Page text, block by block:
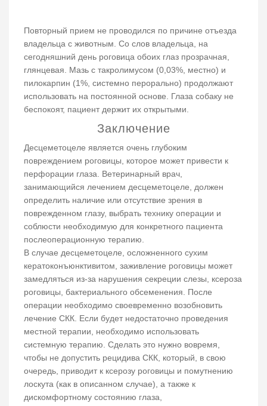
Повторный прием не проводился по причине отъезда
владельца с животным. Со слов владельца, на
сегодняшний день роговица обоих глаз прозрачная,
глянцевая. Мазь с такролимусом (0,03%, местно) и
пилокарпин (1%, системно перорально) продолжают
использовать на постоянной основе. Глаза собаку не
беспокоят, пациент держит их открытыми.
Заключение
Десцеметоцеле является очень глубоким
повреждением роговицы, которое может привести к
перфорации глаза. Ветеринарный врач,
занимающийся лечением десцеметоцеле, должен
определить наличие или отсутствие зрения в
поврежденном глазу, выбрать технику операции и
соблюсти необходимую для конкретного пациента
послеоперационную терапию.
В случае десцеметоцеле, осложненного сухим
кератоконъюнктивитом, заживление роговицы может
замедляться из-за нарушения секреции слезы, ксероза
роговицы, бактериального обсеменения. После
операции необходимо своевременно возобновить
лечение СКК. Если будет недостаточно проведения
местной терапии, необходимо использовать
системную терапию. Сделать это нужно вовремя,
чтобы не допустить рецидива СКК, который, в свою
очередь, приводит к ксерозу роговицы и помутнению
лоскута (как в описанном случае), а также к
дискомфортному состоянию глаза,